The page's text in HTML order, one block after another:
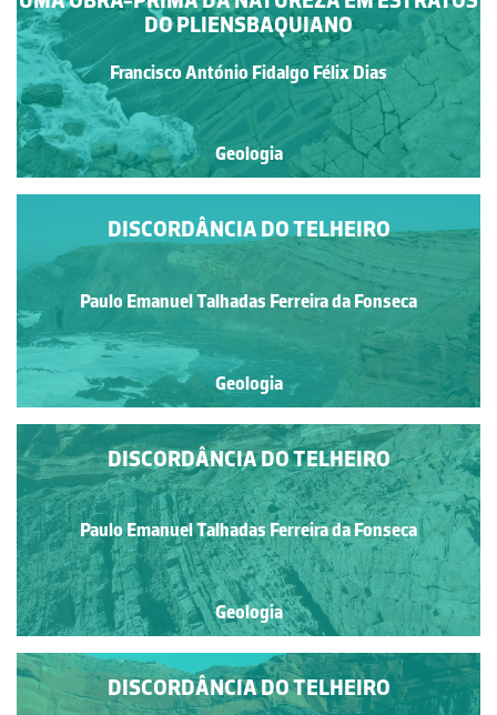
DO PLIENSBAQUIANO
Francisco António Fidalgo Félix Dias
Geologia
DISCORDÂNCIA DO TELHEIRO
Paulo Emanuel Talhadas Ferreira da Fonseca
Geologia
DISCORDÂNCIA DO TELHEIRO
Paulo Emanuel Talhadas Ferreira da Fonseca
Geologia
DISCORDÂNCIA DO TELHEIRO